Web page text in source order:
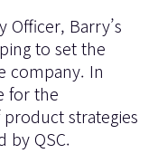
Officer, Barry’s
to set the
company. In
for the
strategies
by QSC.